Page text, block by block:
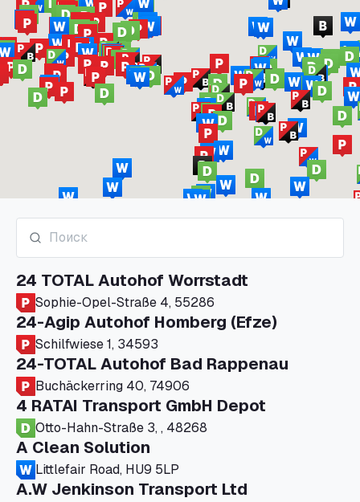
24 TOTAL Autohof Worrstadt
Sophie-Opel-Straße 4, 55286
24-Agip Autohof Homberg (Efze)
Schilfwiese 1, 34593
24-TOTAL Autohof Bad Rappenau
Buchäckerring 40, 74906
4 RATAI Transport GmbH Depot
Otto-Hahn-Straße 3, , 48268
A Clean Solution
Littlefair Road, HU9 5LP
A.W Jenkinson Transport Ltd